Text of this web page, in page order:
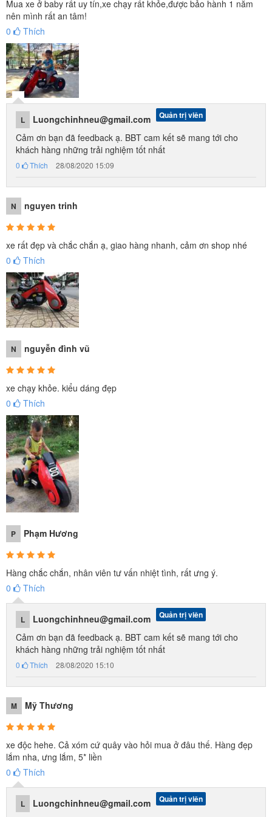
Xe máy điện trẻ em BBT-1300 thiết kế xe thể thao năng động, chỗ
Thiết kế 3 bánh giúp xe giữ thăng bằng tốt hơn, đảm bảo an toàn
Yên ngồi rộng rãi, tải trọng lớn cho 2 bé cùng chơi
✪ Nhí Nhố xuống phố cùng siêu xe BMW Độc - Lạ -
Truất'ss
Mua xe ở baby rất uy tín,xe chạy rất khỏe,được bảo hành 1 năm
nên mình rất an tâm!
0
Thích
L Luongchinhneu@gmail.com Quản trị viên
Cảm ơn bạn đã feedback ạ. BBT cam kết sẽ mang tới cho
khách hàng những trải nghiệm tốt nhất
0 Thích 28/08/2020 15:09
N nguyen trinh
xe rất đẹp và chắc chắn ạ, giao hàng nhanh, cảm ơn shop nhé
0
Thích
N nguyễn đình vũ
xe chạy khỏe. kiểu dáng đẹp
0
Thích
P Phạm Hương
Hàng chắc chắn, nhân viên tư vấn nhiệt tình, rất ưng ý.
0
Thích
L Luongchinhneu@gmail.com Quản trị viên
Cảm ơn bạn đã feedback ạ. BBT cam kết sẽ mang tới cho
khách hàng những trải nghiệm tốt nhất
0 Thích 28/08/2020 15:10
M Mỹ Thương
xe độc hehe. Cả xóm cứ quây vào hỏi mua ở đâu thế. Hàng đẹp
lắm nha, ưng lắm, 5* liền
0
Thích
L Luongchinhneu@gmail.com Quản trị viên